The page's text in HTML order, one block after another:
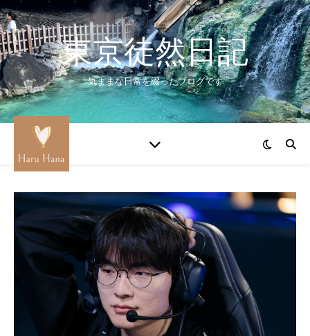
東京徒然日記
気ままな日常を綴ったブログです